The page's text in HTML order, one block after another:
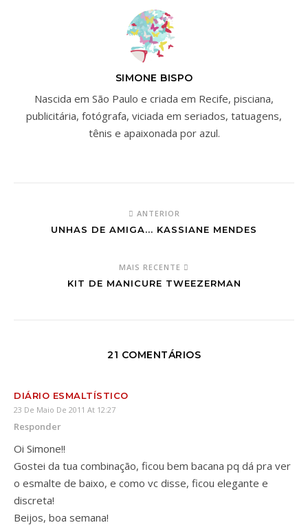
SIMONE BISPO
Nascida em São Paulo e criada em Recife, pisciana,
publicitária, fotógrafa, viciada em seriados, tatuagens,
tênis e apaixonada por azul.
ANTERIOR
UNHAS DE AMIGA... KASSIANE MENDES
MAIS RECENTE
KIT DE MANICURE TWEEZERMAN
21 COMENTÁRIOS
DIÁRIO ESMALTÍSTICO
23 De Maio De 2011 At 12:27
Responder
Oi Simone!!
Gostei da tua combinação, ficou bem bacana pq dá pra ver
o esmalte de baixo, e como vc disse, ficou elegante e
discreta!
Beijos, boa semana!